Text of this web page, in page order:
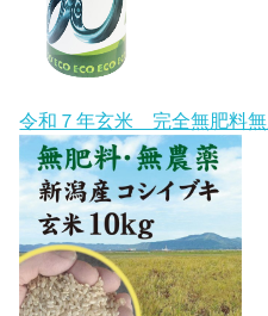
令和７年玄米 完全無肥料